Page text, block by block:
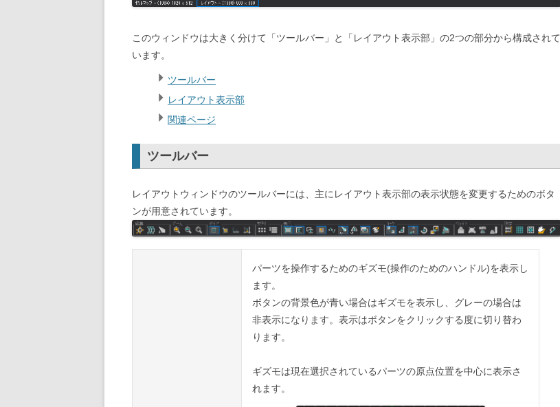
このウィンドウは大きく分けて「ツールバー」と「レイアウト表示部」の2つの部分から構成されて
います。
ツールバー
レイアウト表示部
関連ページ
ツールバー
レイアウトウィンドウのツールバーには、主にレイアウト表示部の表示状態を変更するためのボタ
ンが用意されています。
パーツを操作するためのギズモ(操作のためのハンドル)を表示し
ます。
ボタンの背景色が青い場合はギズモを表示し、グレーの場合は
非表示になります。表示はボタンをクリックする度に切り替わ
ります。
ギズモは現在選択されているパーツの原点位置を中心に表示さ
れます。